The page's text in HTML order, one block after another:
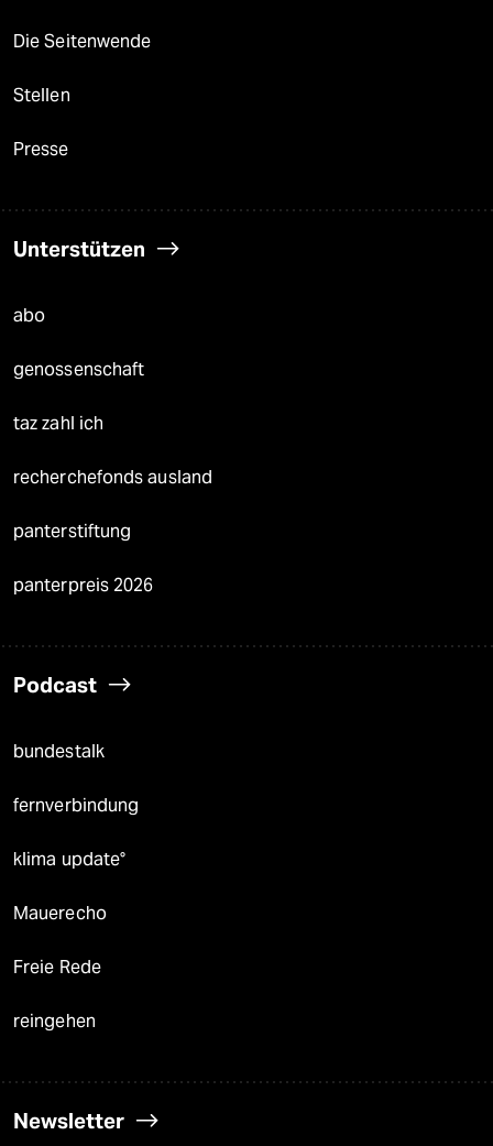
Die Seitenwende
Stellen
Presse
Unterstützen
abo
genossenschaft
taz zahl ich
recherchefonds ausland
panterstiftung
panterpreis 2026
Podcast
bundestalk
fernverbindung
klima update°
Mauerecho
Freie Rede
reingehen
Newsletter